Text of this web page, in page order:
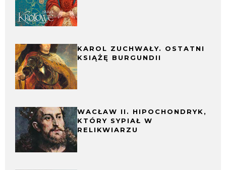
KAROL ZUCHWAŁY. OSTATNI
KSIĄŻĘ BURGUNDII
WACŁAW II. HIPOCHONDRYK,
KTÓRY SYPIAŁ W
RELIKWIARZU